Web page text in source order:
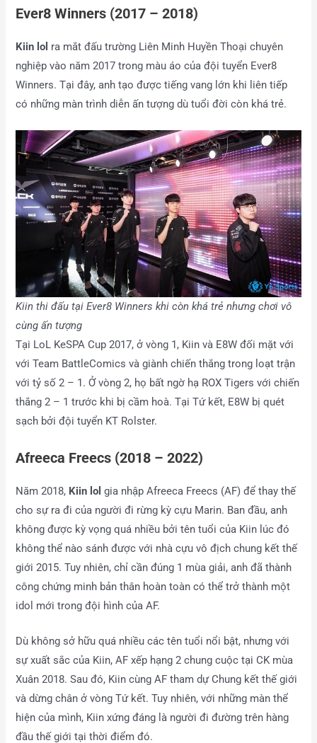
Ever8 Winners (2017 – 2018)
Kiin lol ra mắt đấu trường Liên Minh Huyền Thoại chuyên
nghiệp vào năm 2017 trong màu áo của đội tuyển Ever8
Winners. Tại đây, anh tạo được tiếng vang lớn khi liên tiếp
có những màn trình diễn ấn tượng dù tuổi đời còn khá trẻ.
Kiin thi đấu tại Ever8 Winners khi còn khá trẻ nhưng chơi vô
cùng ấn tượng
Tại LoL KeSPA Cup 2017, ở vòng 1, Kiin và E8W đối mặt với
với Team BattleComics và giành chiến thắng trong loạt trận
với tỷ số 2 – 1. Ở vòng 2, họ bất ngờ hạ ROX Tigers với chiến
thắng 2 – 1 trước khi bị cầm hoà. Tại Tứ kết, E8W bị quét
sạch bởi đội tuyển KT Rolster.
Afreeca Freecs (2018 – 2022)
Năm 2018, Kiin lolgia nhập Afreeca Freecs (AF) để thay thế
cho sự ra đi của người đi rừng kỳ cựu Marin. Ban đầu, anh
không được kỳ vọng quá nhiều bởi tên tuổi của Kiin lúc đó
không thể nào sánh được với nhà cựu vô địch chung kết thế
giới 2015. Tuy nhiên, chỉ cần đúng 1 mùa giải, anh đã thành
công chứng minh bản thân hoàn toàn có thể trở thành một
idol mới trong đội hình của AF.
Dù không sở hữu quá nhiều các tên tuổi nổi bật, nhưng với
sự xuất sắc của Kiin, AF xếp hạng 2 chung cuộc tại CK mùa
Xuân 2018. Sau đó, Kiin cùng AF tham dự Chung kết thế giới
và dừng chân ở vòng Tứ kết. Tuy nhiên, với những màn thể
hiện của mình, Kiin xứng đáng là người đi đường trên hàng
đầu thế giới tại thời điểm đó.